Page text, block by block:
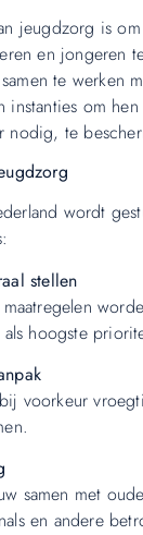
jeugdzorg is
en jongeren
te werken
instanties om
nodig, te
wordt
stellen
hoogste
voorkeur
samen met
en andere